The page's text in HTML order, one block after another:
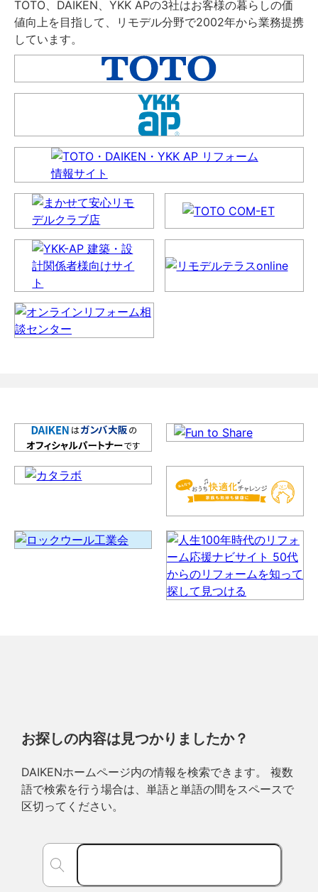
TOTO、DAIKEN、YKK APの3社はお客様の暮らしの価
値向上を目指して、リモデル分野で2002年から業務提携
しています。
お探しの内容は見つかりましたか？
DAIKENホームページ内の情報を検索できます。 複数
語で検索を行う場合は、単語と単語の間をスペースで
区切ってください。